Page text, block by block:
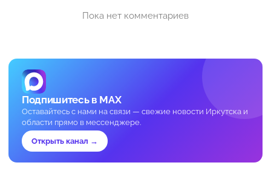
Пока нет комментариев
Подпишитесь в MAX
Оставайтесь с нами на связи — свежие новости Иркутска и
области прямо в мессенджере.
Открыть канал →